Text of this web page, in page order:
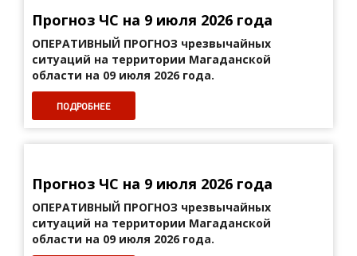
Прогноз ЧС на 9 июля 2026 года
ОПЕРАТИВНЫЙ ПРОГНОЗ чрезвычайных
ситуаций на территории Магаданской
области на 09 июля 2026 года.
ПОДРОБНЕЕ
Прогноз ЧС на 9 июля 2026 года
ОПЕРАТИВНЫЙ ПРОГНОЗ чрезвычайных
ситуаций на территории Магаданской
области на 09 июля 2026 года.